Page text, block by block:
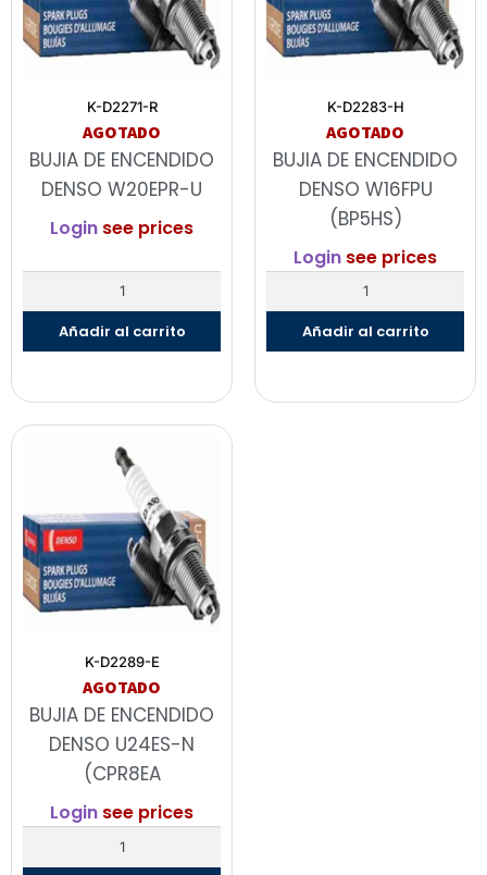
K-D2271-R
AGOTADO
BUJIA DE ENCENDIDO
DENSO W20EPR-U
Login see prices
Añadir al carrito
K-D2283-H
AGOTADO
BUJIA DE ENCENDIDO
DENSO W16FPU
(BP5HS)
Login see prices
Añadir al carrito
K-D2289-E
AGOTADO
BUJIA DE ENCENDIDO
DENSO U24ES-N
(CPR8EA
Login see prices